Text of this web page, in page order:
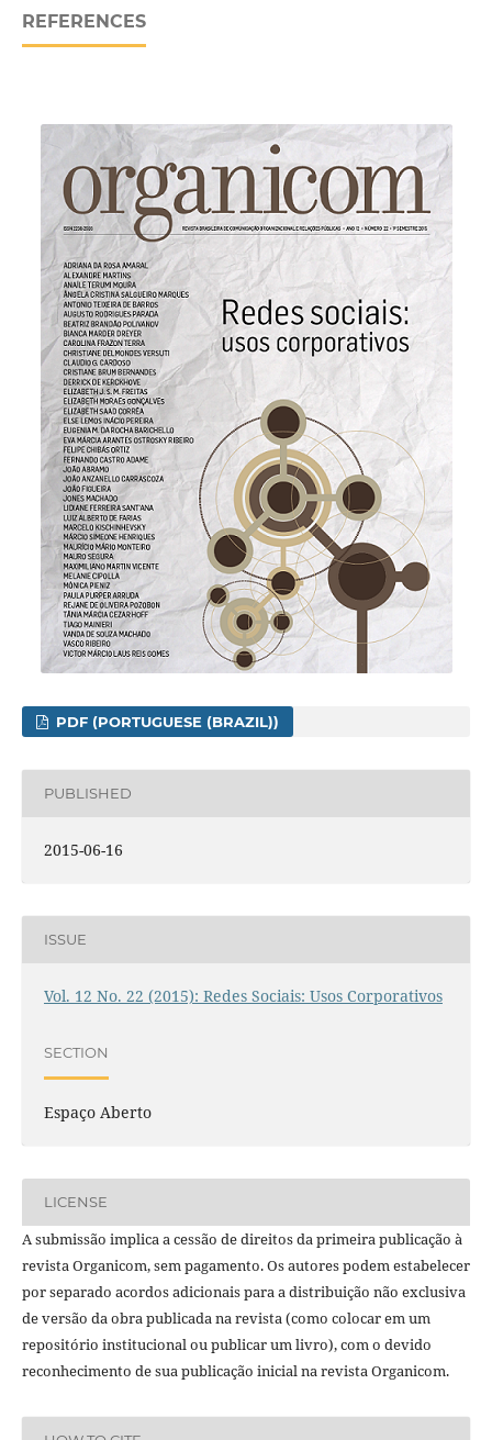
REFERENCES
PDF (PORTUGUESE (BRAZIL))
PUBLISHED
2015-06-16
ISSUE
Vol. 12 No. 22 (2015): Redes Sociais: Usos Corporativos
SECTION
Espaço Aberto
LICENSE
A submissão implica a cessão de direitos da primeira publicação à
revista Organicom, sem pagamento. Os autores podem estabelecer
por separado acordos adicionais para a distribuição não exclusiva
de versão da obra publicada na revista (como colocar em um
repositório institucional ou publicar um livro), com o devido
reconhecimento de sua publicação inicial na revista Organicom.